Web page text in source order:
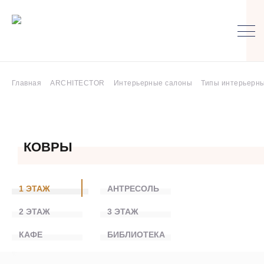
Главная ARCHITECTOR Интерьерные салоны Типы
КОВРЫ
1 ЭТАЖ АНТРЕСОЛЬ
2 ЭТАЖ 3 ЭТАЖ
КАФЕ БИБЛИОТЕКА